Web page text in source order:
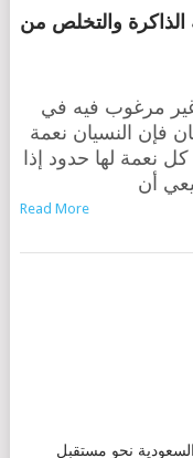
الذاكرة والتخلص من
مرغوب فيه في
فإن النسيان نعمة
نعمة لها حدود إذا
أن
Read More
شاهين 3: قفزة السعودية نحو مستقبل